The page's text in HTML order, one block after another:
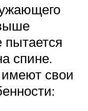
спине.
свои